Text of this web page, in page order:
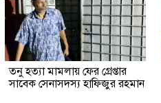
তনু হত্যা মামলায় ফের গ্রেপ্তার
সাবেক সেনাসদস্য হাফিজুর রহমান